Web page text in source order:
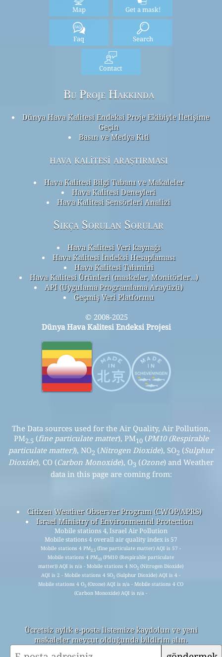
Map Get a mask!
Faq Search
Contact
Bu Proje Hakkında
Dünya Hava Kalitesi Endeksi Proje Ekibiyle İletişime
Geçin
Basın ve Medya Kiti
hava kalitesi araştırması
Hava Kalitesi Bilgi Tabanı ve Makaleler
Hava Kalitesi Deneyleri
Hava Kalitesi Sensörleri Analizi
Sıkça Sorulan Sorular
Hava Kalitesi Veri kaynağı
Hava Kalitesi İndeksi Hesaplaması
Hava Kalitesi Tahmini
Hava Kalitesi Ürünleri (maskeler, Monitörler…)
API (Uygulama Programlama Arayüzü)
Geçmiş Veri Platformu
© 2008-2025
Dünya Hava Kalitesi Endeksi Projesi
The Data sources used for the Air Quality, Air Pollution,
PM2.5 (fine particulate matter), PM10(PM10 (Respirable
particulate matter)), NO2 (Nitrogen Dioxide), SO2 (Sulphur
Dioxide), CO (Carbon Monoxide), O3 (Ozone) and Weather
data in this page are coming from:
Citizen Weather Observer Program (CWOP/APRS)
Israel Ministry of Environmental Protection
Mobile stations 4, Israel Air Pollution
Mobile stations 4 overall air quality index is 57
Mobile stations 4 PM2.5 (fine particulate matter) AQI is 57 -
Mobile stations 4 PM10 (PM10 (Respirable particulate
matter)) AQI is n/a - Mobile stations 4 NO2 (Nitrogen Dioxide)
AQI is 2 - Mobile stations 4 SO2 (Sulphur Dioxide) AQI is 4 -
Mobile stations 4 O3 (Ozone) AQI is n/a - Mobile stations 4 CO
(Carbon Monoxide) AQI is n/a -
Ücretsiz aylık e-posta listemize kaydolun ve yeni
makaleler mevcut olduğunda bildirim alın.